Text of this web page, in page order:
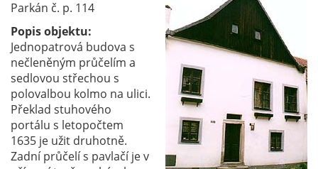
Parkán č. p. 114
Popis objektu:
Jednopatrová budova s
nečleněným průčelím a
sedlovou střechou s
polovalbou kolmo na ulici.
Překlad stuhového
portálu s letopočtem
1635 je užit druhotně.
Zadní průčelí s pavlačí je v